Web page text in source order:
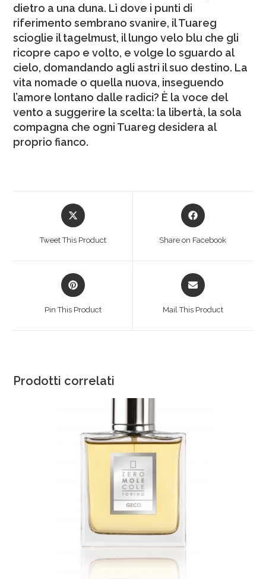
dietro a una duna. Lì dove i punti di
riferimento sembrano svanire, il Tuareg
scioglie il tagelmust, il lungo velo blu che gli
ricopre capo e volto, e volge lo sguardo al
cielo, domandando agli astri il suo destino. La
vita nomade o quella nuova, inseguendo
l’amore lontano dalle radici? È la voce del
vento a suggerire la scelta: la libertà, la sola
compagna che ogni Tuareg desidera al
proprio fianco.
Tweet This Product Share on Facebook
Pin This Product Mail This Product
Prodotti correlati